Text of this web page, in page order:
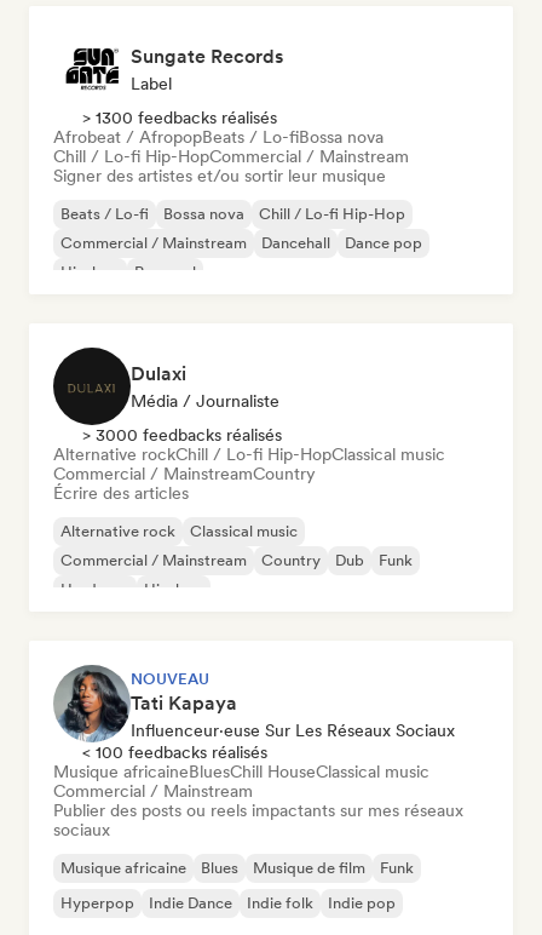
Sungate Records
Label
> 1300 feedbacks réalisés
Afrobeat / AfropopBeats / Lo-fiBossa nova
Chill / Lo-fi Hip-HopCommercial / Mainstream
Signer des artistes et/ou sortir leur musique
Beats / Lo-fi Bossa nova
Chill / Lo-fi Hip-Hop
Commercial / Mainstream
Dancehall
Dance pop
Hip-hop
Pop soul
Dulaxi
Média / Journaliste
> 3000 feedbacks réalisés
Alternative rockChill / Lo-fi Hip-HopClassical music
Commercial / MainstreamCountry
Écrire des articles
Alternative rock
Classical music
Commercial / Mainstream
Country Dub
Funk
Hardcore
Hip-hop
NOUVEAU
Tati Kapaya
Influenceur·euse Sur Les Réseaux Sociaux
< 100 feedbacks réalisés
Musique africaineBluesChill HouseClassical music
Commercial / Mainstream
Publier des posts ou reels impactants sur mes réseaux
sociaux
Musique africaine Blues Musique de film
Funk
Hyperpop
Indie Dance Indie folk Indie pop